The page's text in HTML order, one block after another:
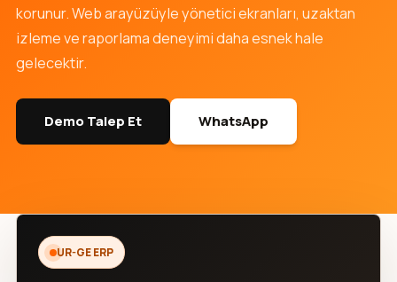
korunur. Web arayüzüyle yönetici ekranları, uzaktan
izleme ve raporlama deneyimi daha esnek hale
gelecektir.
Demo Talep Et WhatsApp
UR-GE ERP